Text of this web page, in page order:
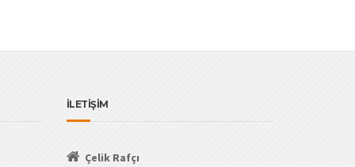
İLETİŞİM
Çelik Rafçı